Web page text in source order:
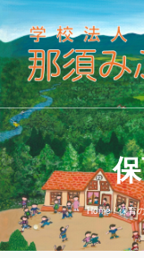
Home / 保育